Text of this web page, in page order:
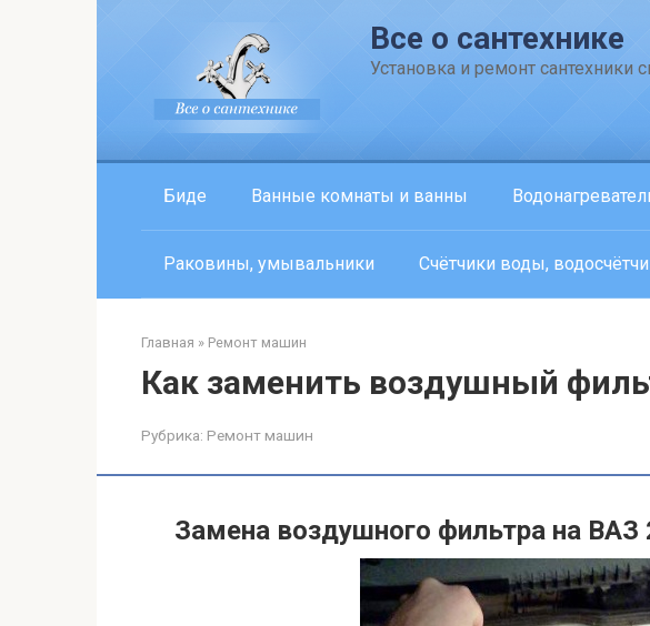
Все о сантехнике
Установка и ремонт сантехники
Биде Ванные комнаты и ванны
Раковины, умывальники Счётчики воды,
Главная » Ремонт машин
Как заменить воздушный
Рубрика: Ремонт машин
Замена воздушного фильтра на ВАЗ